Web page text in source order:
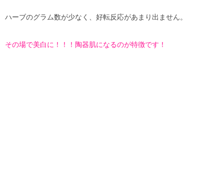
ハーブのグラム数が少なく、好転反応があまり出ません。
その場で美白に！！！陶器肌になるのが特徴です！